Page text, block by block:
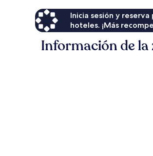
Inicia sesión y
hoteles. ¡Más
Información de la